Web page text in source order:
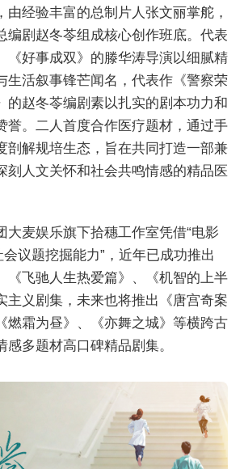
由经验丰富的总制片人张文丽掌舵，
编剧赵冬苓组成核心创作班底。代表
《好事成双》的滕华涛导演以细腻精
生活叙事锋芒闻名，代表作《警察荣
的赵冬苓编剧素以扎实的剧本功力和
誉。二人首度合作医疗题材，通过手
剖解规培生态，旨在共同打造一部兼
刻人文关怀和社会共鸣情感的精品医
大麦娱乐旗下拾穗工作室凭借“电影
会议题挖掘能力”，近年已成功推出
《飞驰人生热爱篇》、《机智的上半
主义剧集，未来也将推出《唐宫奇案
燃霜为昼》、《亦舞之城》等横跨古
感多题材高口碑精品剧集。